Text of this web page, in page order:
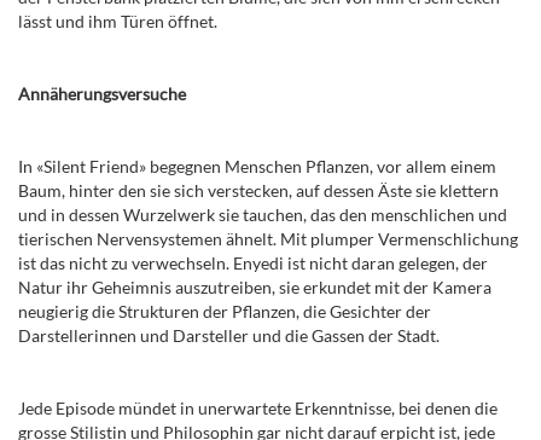
lässt und ihm Türen öffnet.
Annäherungsversuche
In «Silent Friend» begegnen Menschen Pflanzen, vor allem einem
Baum, hinter den sie sich verstecken, auf dessen Äste sie klettern
und in dessen Wurzelwerk sie tauchen, das den menschlichen und
tierischen Nervensystemen ähnelt. Mit plumper Vermenschlichung
ist das nicht zu verwechseln. Enyedi ist nicht daran gelegen, der
Natur ihr Geheimnis auszutreiben, sie erkundet mit der Kamera
neugierig die Strukturen der Pflanzen, die Gesichter der
Darstellerinnen und Darsteller und die Gassen der Stadt.
Jede Episode mündet in unerwartete Erkenntnisse, bei denen die
grosse Stilistin und Philosophin gar nicht darauf erpicht ist, jede